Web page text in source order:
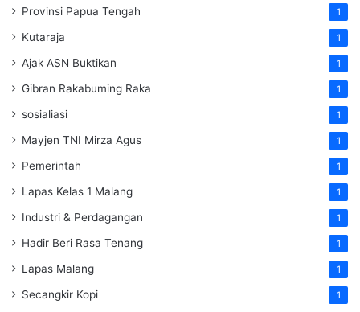
Provinsi Papua Tengah 1
Kutaraja 1
Ajak ASN Buktikan 1
Gibran Rakabuming Raka 1
sosialiasi 1
Mayjen TNI Mirza Agus 1
Pemerintah 1
Lapas Kelas 1 Malang 1
Industri & Perdagangan 1
Hadir Beri Rasa Tenang 1
Lapas Malang 1
Secangkir Kopi 1